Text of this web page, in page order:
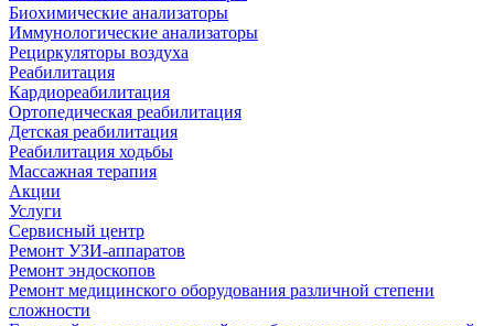
Биохимические анализаторы
Иммунологические анализаторы
Рециркуляторы воздуха
Реабилитация
Кардиореабилитация
Ортопедическая реабилитация
Детская реабилитация
Реабилитация ходьбы
Массажная терапия
Акции
Услуги
Сервисный центр
Ремонт УЗИ-аппаратов
Ремонт эндоскопов
Ремонт медицинского оборудования различной степени
сложности